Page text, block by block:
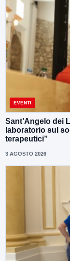
EVENTI
Sant’Angelo dei
laboratorio sul
terapeutici”
3 AGOSTO 2026